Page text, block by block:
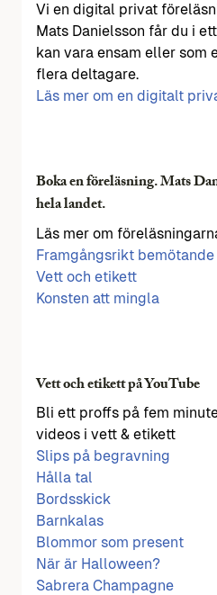
Vi en digital privat
Mats Danielsson får du i
kan vara ensam eller som
flera deltagare.
Läs mer om en digitalt
Boka en föreläsning. Mats
hela landet.
Läs mer om
Framgångsrikt bemötande
Vett och etikett
Konsten att mingla
Vett och etikett på YouTube
Bli ett proffs på fem
videos i vett & etikett
Slips på begravning
Hålla tal
Bordsskick
Barnkalas
Blommor som present
När är Halloween?
Sabrera Champagne